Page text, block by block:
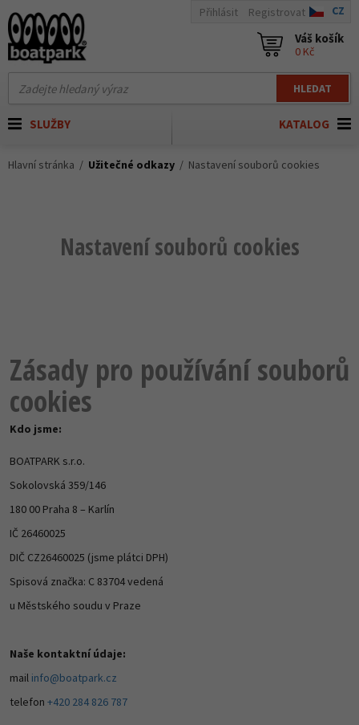
HLEDAT
Přihlásit Registrovat CZ
Váš košík
0 Kč
KATALOG
SLUŽBY
Hlavní stránka Užitečné odkazy Nastavení souborů cookies
Nastavení souborů cookies
Zásady pro používání souborů
cookies
Kdo jsme:
BOATPARK s.r.o.
Sokolovská 359/146
180 00 Praha 8 – Karlín
IČ 26460025
DIČ CZ26460025 (jsme plátci DPH)
Spisová značka: C 83704 vedená
u Městského soudu v Praze
Naše kontaktní údaje:
mail info@boatpark.cz
telefon +420 284 826 787